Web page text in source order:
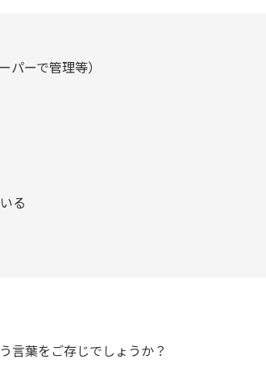
ーで管理等）
る
言葉をご存じでしょうか？